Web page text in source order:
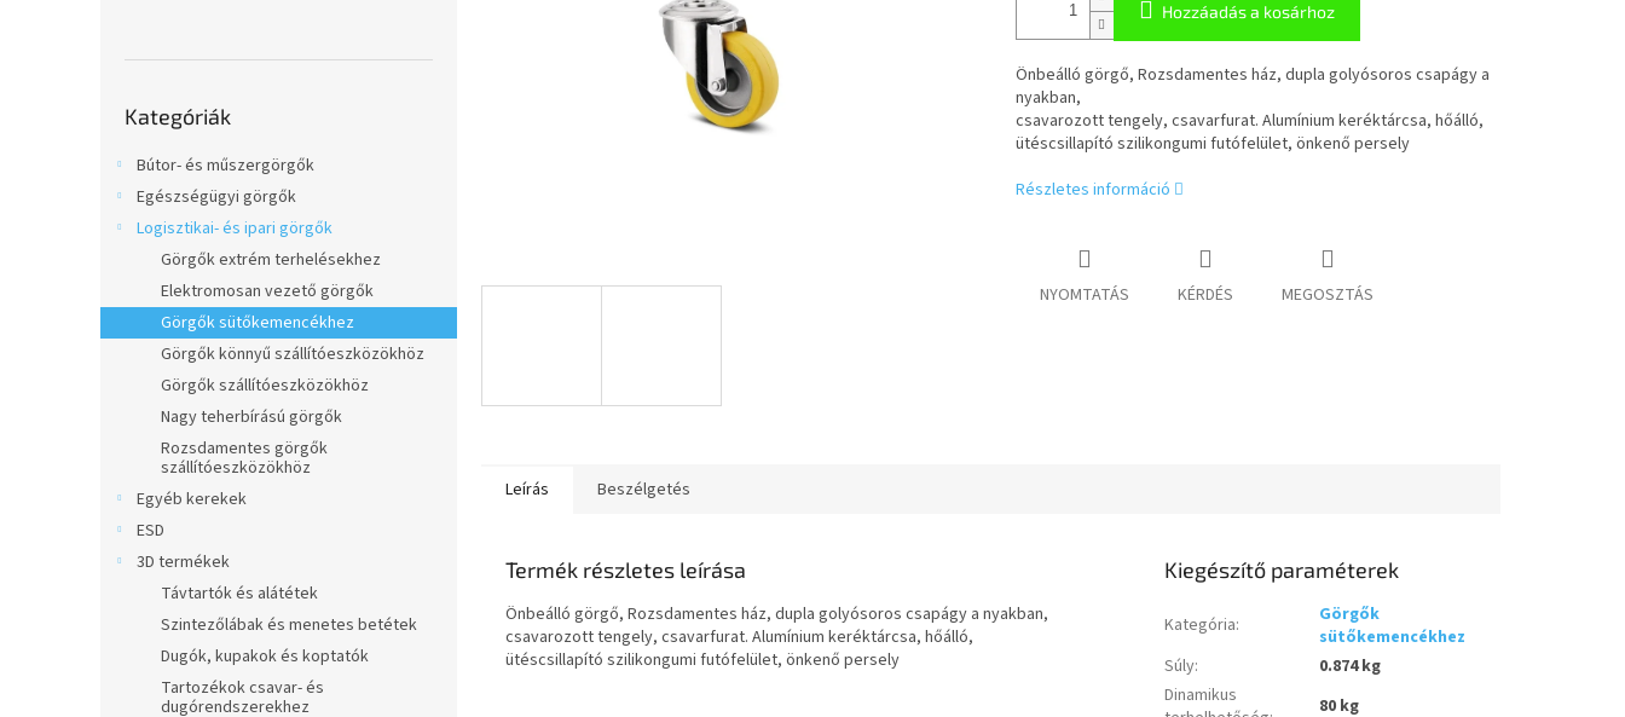
átugrása
Kategóriák
Bútor- és műszergörgők
Egészségügyi görgők
Logisztikai- és ipari görgők
Görgők extrém terhelésekhez
Elektromosan vezető görgők
Görgők sütőkemencékhez
Görgők könnyű szállítóeszközökhöz
Görgők szállítóeszközökhöz
Nagy teherbírású görgők
Rozsdamentes görgők
szállítóeszközökhöz
Egyéb kerekek
ESD
3D termékek
Távtartók és alátétek
Szintezőlábak és menetes betétek
Dugók, kupakok és koptatók
Tartozékok csavar- és
dugórendszerekhez
Hozzáadás a kosárhoz
Önbeálló görgő, Rozsdamentes ház, dupla golyósoros csapágy a
nyakban,
csavarozott tengely, csavarfurat. Alumínium keréktárcsa, hőálló,
ütéscsillapító szilikongumi futófelület, önkenő persely
Részletes információ
NYOMTATÁS KÉRDÉS MEGOSZTÁS
Leírás Beszélgetés
Termék részletes leírása
Önbeálló görgő, Rozsdamentes ház, dupla golyósoros csapágy a nyakban,
csavarozott tengely, csavarfurat. Alumínium keréktárcsa, hőálló,
ütéscsillapító szilikongumi futófelület, önkenő persely
Kiegészítő paraméterek
Kategória:
Görgők
sütőkemencékhez
Súly:
0.874 kg
Dinamikus
80 kg